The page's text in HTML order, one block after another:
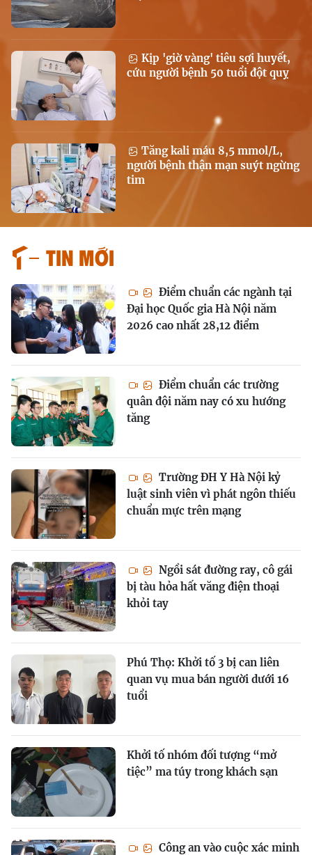
Kịp 'giờ vàng' tiêu sợi huyết,
cứu người bệnh 50 tuổi đột quỵ
Tăng kali máu 8,5 mmol/L,
người bệnh thận mạn suýt ngừng
tim
Tin mới
Điểm chuẩn các ngành tại
Đại học Quốc gia Hà Nội năm
2026 cao nhất 28,12 điểm
Điểm chuẩn các trường
quân đội năm nay có xu hướng
tăng
Trường ĐH Y Hà Nội kỷ
luật sinh viên vì phát ngôn thiếu
chuẩn mực trên mạng
Ngồi sát đường ray, cô gái
bị tàu hỏa hất văng điện thoại
khỏi tay
Phú Thọ: Khởi tố 3 bị can liên
quan vụ mua bán người dưới 16
tuổi
Khởi tố nhóm đối tượng “mở
tiệc” ma túy trong khách sạn
Công an vào cuộc xác minh